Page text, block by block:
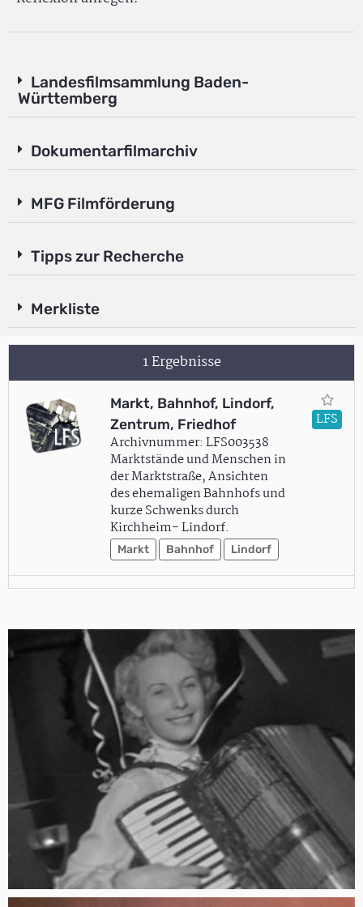
Landesfilmsammlung Baden-
Württemberg
Dokumentarfilmarchiv
MFG Filmförderung
Tipps zur Recherche
Merkliste
1 Ergebnisse
Markt, Bahnhof, Lindorf,
Zentrum, Friedhof
Archivnummer: LFS003538
Marktstände und Menschen in
der Marktstraße, Ansichten
des ehemaligen Bahnhofs und
kurze Schwenks durch
Kirchheim- Lindorf.
Markt Bahnhof Lindorf
LFS